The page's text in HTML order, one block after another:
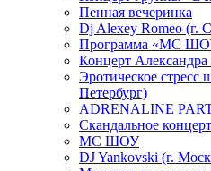
Пенная вечеринка
Dj Alexey Romeo (г.
Программа «МС
Концерт
Эротическое стресс
Петербург)
ADRENALINE
Скандальное
МС ШОУ
DJ Yankovski (г.